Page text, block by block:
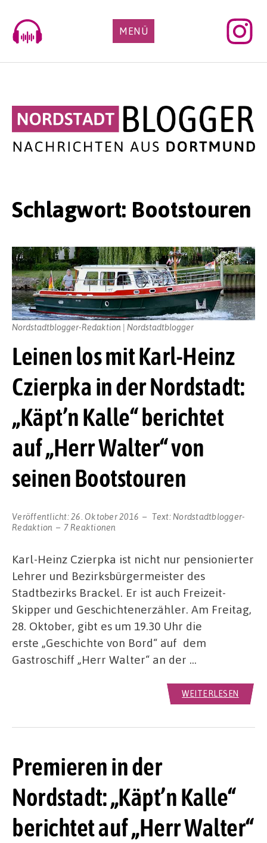
content
MENÜ
Schlagwort: Bootstouren
Leinen los mit Karl-Heinz
Czierpka in der Nordstadt:
„Käpt’n Kalle“ berichtet
auf „Herr Walter“ von
seinen Bootstouren
Veröffentlicht:26. Oktober 2016 Text: Nordstadtblogger-
Redaktion
7 Reaktionen
Nordstadtblogger-Redaktion | Nordstadtblogger
Karl-Heinz Czierpka ist nicht nur pensionierter
Lehrer und Bezirksbürgermeister des
Stadtbezirks Brackel. Er ist auch Freizeit-
Skipper und Geschichtenerzähler. Am Freitag,
28. Oktober, gibt es um 19.30 Uhr die
erste „Geschichte von Bord“ auf dem
Gastroschiff „Herr Walter“ an der …
WEITERLESEN
Premieren in der
Nordstadt: „Käpt’n Kalle“
berichtet auf „Herr Walter“